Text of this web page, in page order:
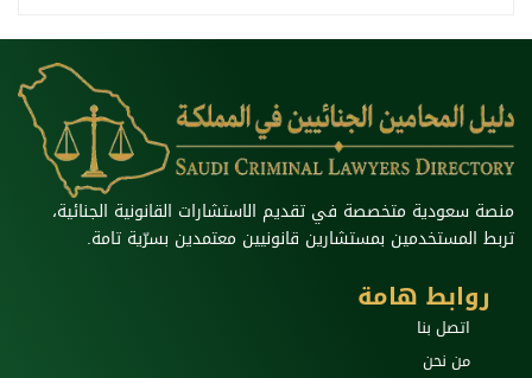
منصة سعودية متخصصة في تقديم الاستشارات القانونية الجنائية،
تربط المستخدمين بمستشارين قانونيين معتمدين بسرّية تامة.
روابط هامة
اتصل بنا
من نحن